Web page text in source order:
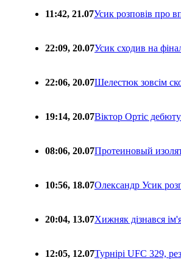
11:42, 21.07Усик розповів про
22:09, 20.07Усик сходив на
22:06, 20.07Шелестюк зовсім
19:14, 20.07Віктор Ортіс
08:06, 20.07Протеиновый
10:56, 18.07Олександр Усик
20:04, 13.07Хижняк дізнався
12:05, 12.07Турнірі UFC 329,